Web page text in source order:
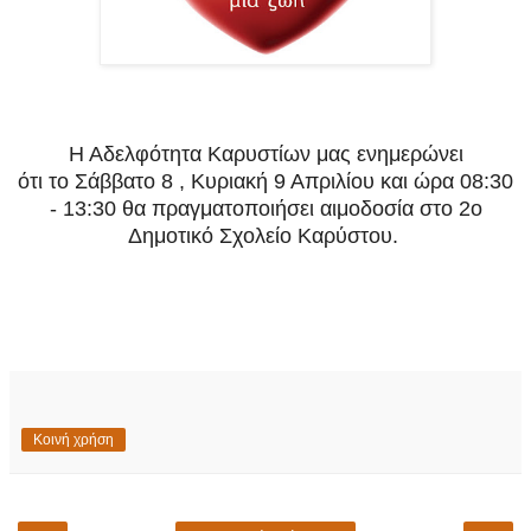
Η Αδελφότητα Καρυστίων μας ενημερώνει
ότι το Σάββατο 8 , Κυριακή 9 Απριλίου και ώρα 08:30
- 13:30 θα πραγματοποιήσει αιμοδοσία στο 2ο
Δημοτικό Σχολείο Καρύστου.
Κοινή χρήση